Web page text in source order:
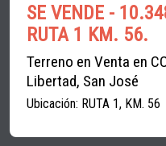
SE VENDE -
RUTA 1 KM. 56.
Terreno en Venta en
Libertad, San José
Ubicación: RUTA 1, KM. 56